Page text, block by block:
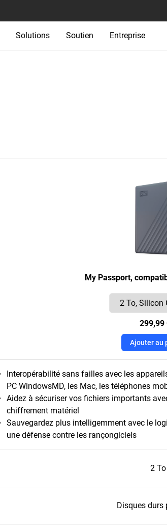
Solutions Soutien Entreprise
My Passport,
299,99
Ajouter au
Interopérabilité sans failles avec les
PC WindowsMD, les Mac, les téléphones
Aidez à sécuriser vos fichiers importants
chiffrement matériel
Sauvegardez plus intelligemment avec le
une défense contre les rançongiciels
2 To
Disques durs